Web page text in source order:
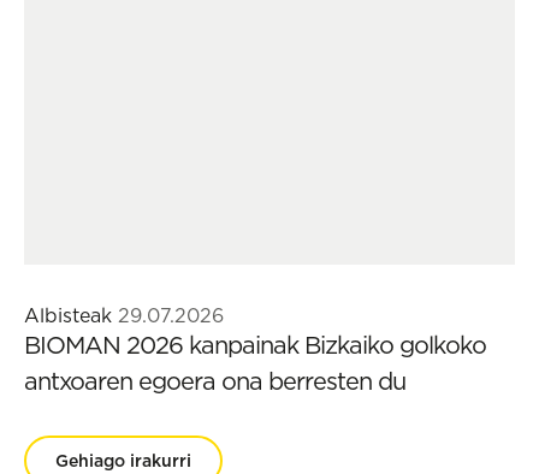
Albisteak 29.07.2026
BIOMAN 2026 kanpainak Bizkaiko golkoko
antxoaren egoera ona berresten du
Gehiago irakurri